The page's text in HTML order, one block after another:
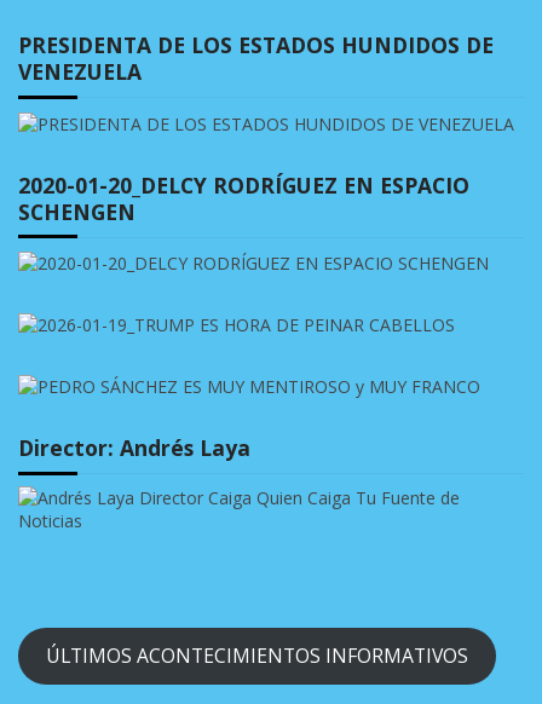
PRESIDENTA DE LOS ESTADOS HUNDIDOS DE
VENEZUELA
2020-01-20_DELCY RODRÍGUEZ EN ESPACIO
SCHENGEN
Director: Andrés Laya
ÚLTIMOS ACONTECIMIENTOS INFORMATIVOS